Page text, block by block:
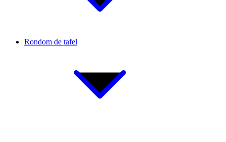
Rondom de tafel